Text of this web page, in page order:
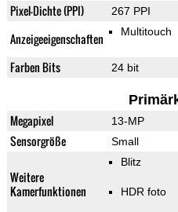
Pixel-Dichte (PPI) 267 PPI
Anzeigeeigenschaften Multitouch
Farben Bits 24 bit
Megapixel 13-MP
Sensorgröße Small
Weitere
Kamerfunktionen
Blitz
HDR foto